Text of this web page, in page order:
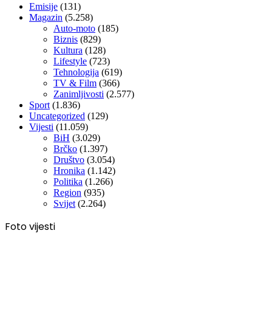
Emisije (131)
Magazin (5.258)
Auto-moto (185)
Biznis (829)
Kultura (128)
Lifestyle (723)
Tehnologija (619)
TV & Film (366)
Zanimljivosti (2.577)
Sport (1.836)
Uncategorized (129)
Vijesti (11.059)
BiH (3.029)
Brčko (1.397)
Društvo (3.054)
Hronika (1.142)
Politika (1.266)
Region (935)
Svijet (2.264)
Foto vijesti